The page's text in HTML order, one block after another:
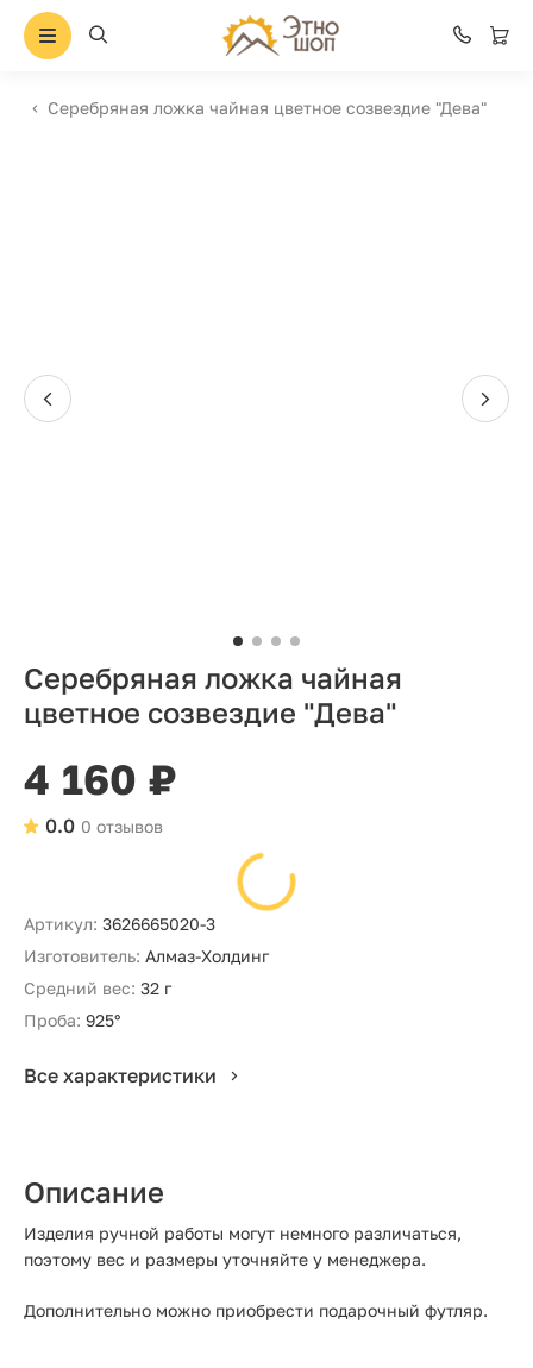
Серебряная ложка чайная цветное созвездие "Дева"
Серебряная ложка чайная
цветное созвездие "Дева"
4 160 ₽
0 отзывов
0.0
Артикул: 3626665020-3
Изготовитель: Алмаз-Холдинг
Средний вес: 32 г
Проба: 925°
Все характеристики
Описание
Изделия ручной работы могут немного различаться,
поэтому вес и размеры уточняйте у менеджера.
Дополнительно можно приобрести подарочный футляр.